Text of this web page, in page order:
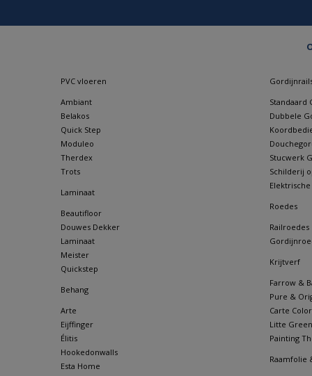
PVC vloeren
Ambiant
Belakos
Quick Step
Moduleo
Therdex
Trots
Laminaat
Beautifloor
Douwes Dekker
Laminaat
Meister
Quickstep
Behang
Arte
Eijffinger
Élitis
Hookedonwalls
Esta Home
Standaard
Dubbele
Stucwerk
Schilderij
Roedes
Railroedes
Krijtverf
Farrow &
Pure &
Carte
Litte
Painting
Raamfolie